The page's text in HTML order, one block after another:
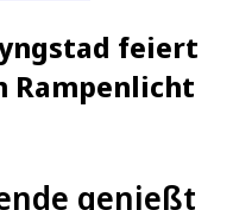
feiert
Rampenlicht
genießt